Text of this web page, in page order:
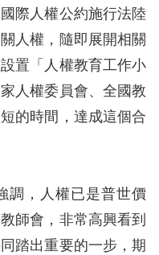
際人權公約施行法陸
人權，隨即展開相關
置「人權教育工作小
人權委員會、全國教
的時間，達成這個合
調，人權已是普世價
師會，非常高興看到
踏出重要的一步，期